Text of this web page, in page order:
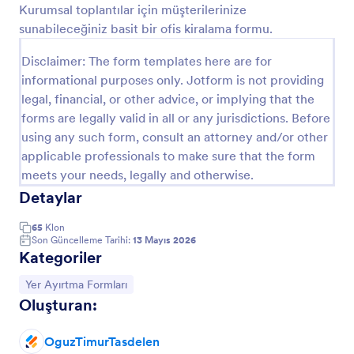
Kurumsal toplantılar için müşterilerinize
sunabileceğiniz basit bir ofis kiralama formu.
Disclaimer: The form templates here are for
informational purposes only. Jotform is not providing
legal, financial, or other advice, or implying that the
forms are legally valid in all or any jurisdictions. Before
using any such form, consult an attorney and/or other
applicable professionals to make sure that the form
meets your needs, legally and otherwise.
Detaylar
65 Klon
Son Güncelleme Tarihi: 13 Mayıs 2026
Kategoriler
Kategoriye git:
Yer Ayırtma Formları
Oluşturan:
OguzTimurTasdelen
Önizleme